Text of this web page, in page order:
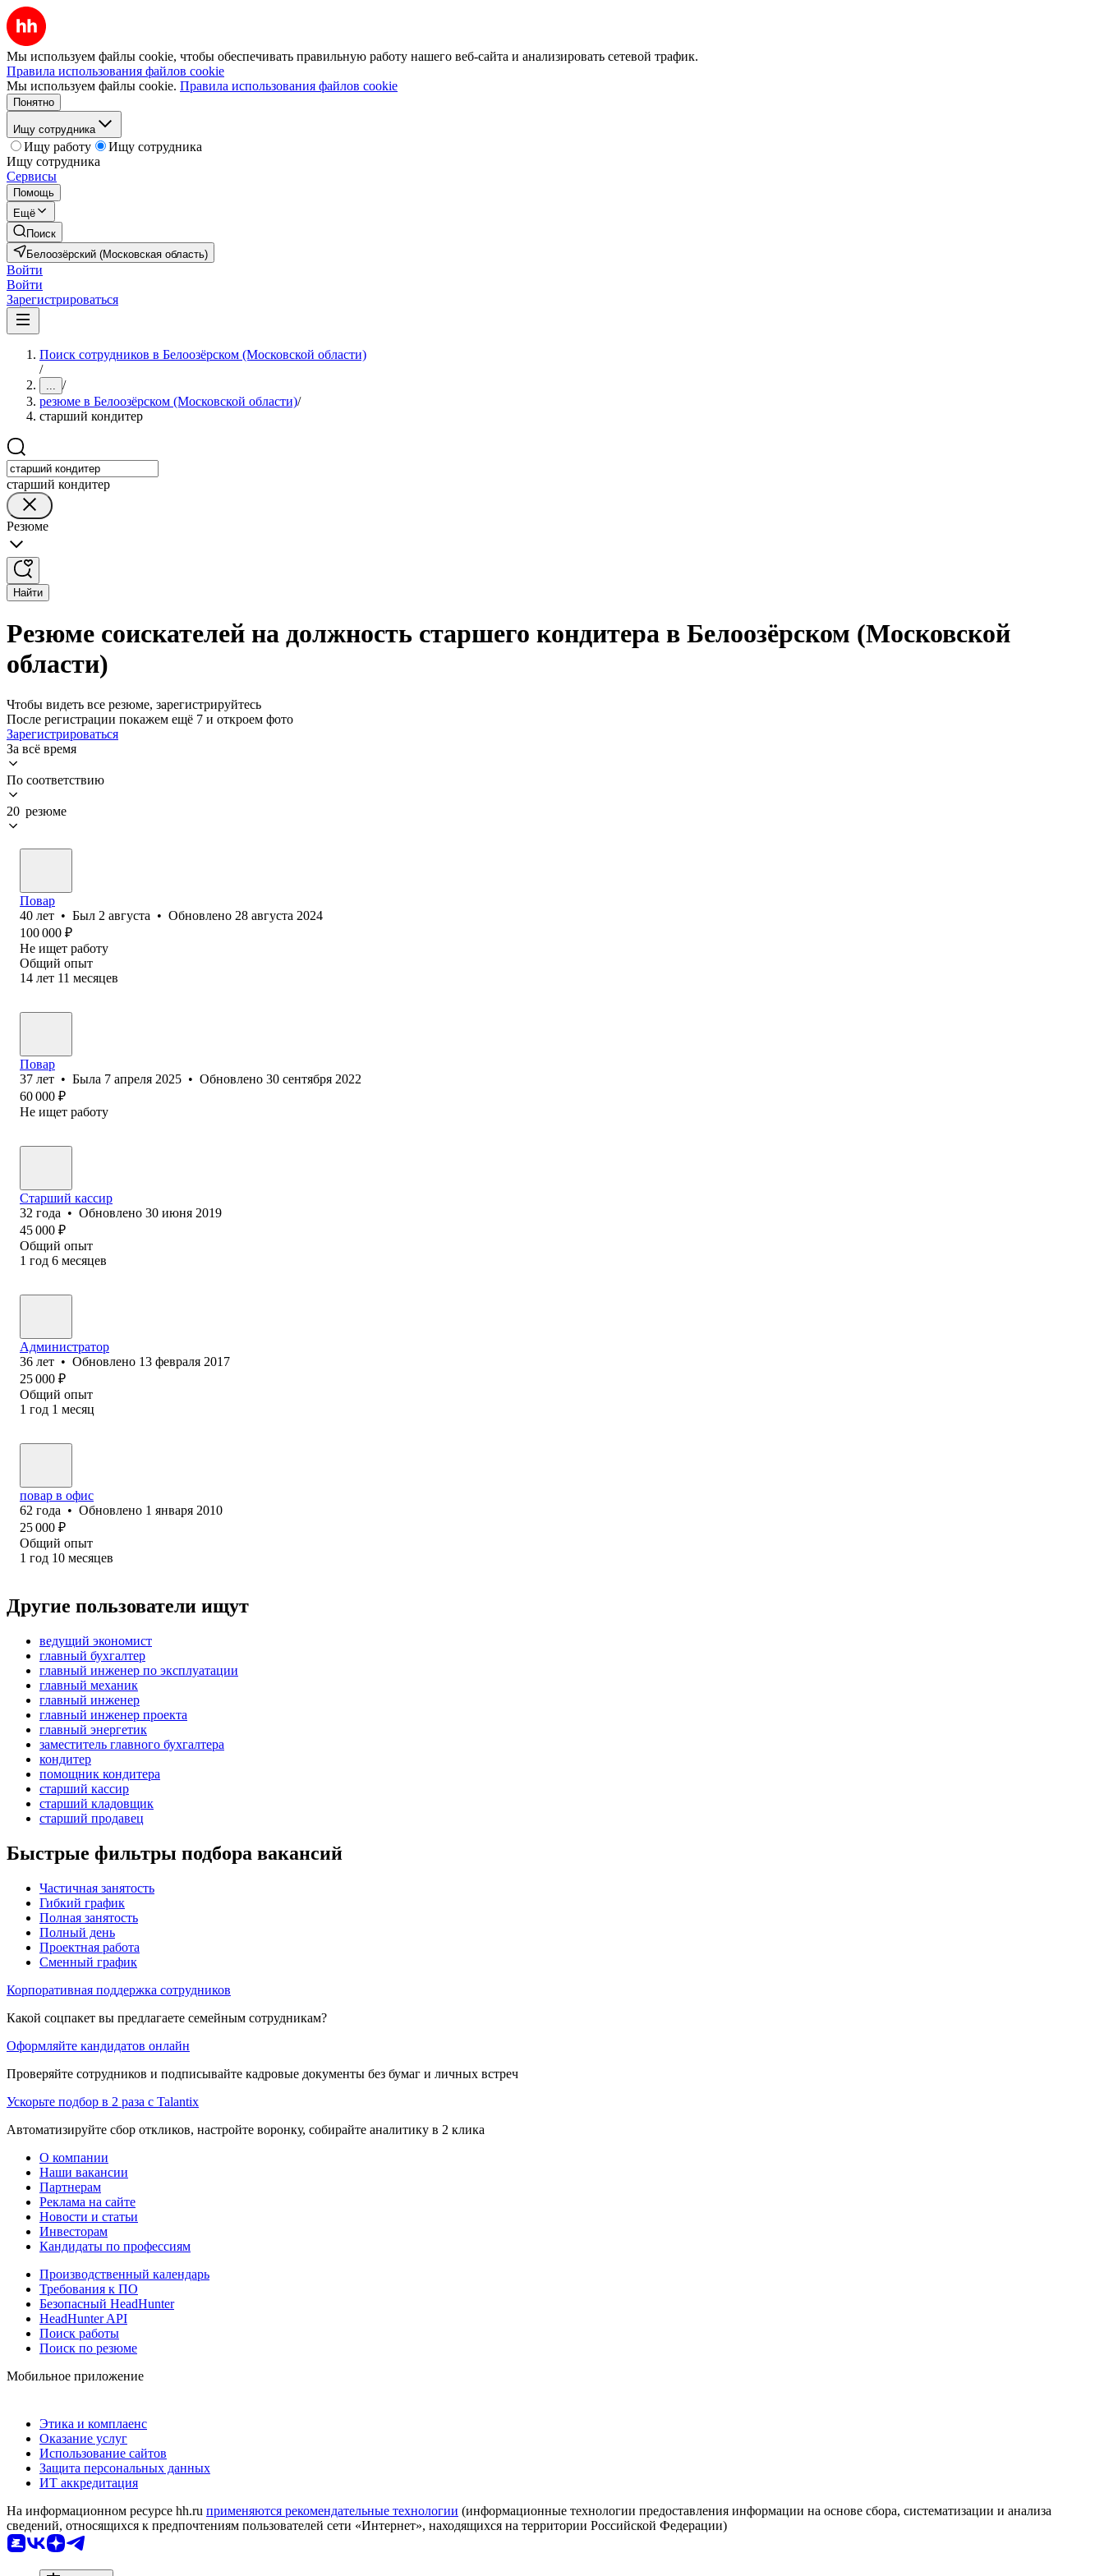
Мы используем файлы cookie, чтобы обеспечивать правильную работу нашего веб-сайта и анализировать сетевой трафик.
Правила использования файлов cookie
Мы используем файлы cookie. Правила использования файлов cookie
Понятно
Ищу сотрудника
Ищу работу
Ищу сотрудника
Ищу сотрудника
Сервисы
Помощь
Ещё
Поиск
Белоозёрский (Московская область)
Войти
Войти
Зарегистрироваться
Поиск сотрудников в Белоозёрском (Московской области)
/
... /
резюме в Белоозёрском (Московской области)/
старший кондитер
старший кондитер
Резюме
Найти
Резюме соискателей на должность старшего кондитера в Белоозёрском (Московской
области)
Чтобы видеть все резюме, зарегистрируйтесь
После регистрации покажем ещё 7 и откроем фото
Зарегистрироваться
За всё время
По соответствию
20 резюме
Повар
40 лет • Был 2 августа • Обновлено 28 августа 2024
100 000 ₽
Не ищет работу
Общий опыт
14 лет 11 месяцев
Повар
37 лет • Была 7 апреля 2025 • Обновлено 30 сентября 2022
60 000 ₽
Не ищет работу
Старший кассир
32 года • Обновлено 30 июня 2019
45 000 ₽
Общий опыт
1 год 6 месяцев
Администратор
36 лет • Обновлено 13 февраля 2017
25 000 ₽
Общий опыт
1 год 1 месяц
повар в офис
62 года • Обновлено 1 января 2010
25 000 ₽
Общий опыт
1 год 10 месяцев
Другие пользователи ищут
ведущий экономист
главный бухгалтер
главный инженер по эксплуатации
главный механик
главный инженер
главный инженер проекта
главный энергетик
заместитель главного бухгалтера
кондитер
помощник кондитера
старший кассир
старший кладовщик
старший продавец
Быстрые фильтры подбора вакансий
Частичная занятость
Гибкий график
Полная занятость
Полный день
Проектная работа
Сменный график
Корпоративная поддержка сотрудников
Какой соцпакет вы предлагаете семейным сотрудникам?
Оформляйте кандидатов онлайн
Проверяйте сотрудников и подписывайте кадровые документы без бумаг и личных встреч
Ускорьте подбор в 2 раза с Talantix
Автоматизируйте сбор откликов, настройте воронку, собирайте аналитику в 2 клика
О компании
Наши вакансии
Партнерам
Реклама на сайте
Новости и статьи
Инвесторам
Кандидаты по профессиям
Производственный календарь
Требования к ПО
Безопасный HeadHunter
HeadHunter API
Поиск работы
Поиск по резюме
Мобильное приложение
Этика и комплаенс
Оказание услуг
Использование сайтов
Защита персональных данных
ИТ аккредитация
На информационном ресурсе hh.ru применяются рекомендательные технологии (информационные технологии предоставления информации на основе сбора, систематизации и анализа
сведений, относящихся к предпочтениям пользователей сети «Интернет», находящихся на территории Российской Федерации)